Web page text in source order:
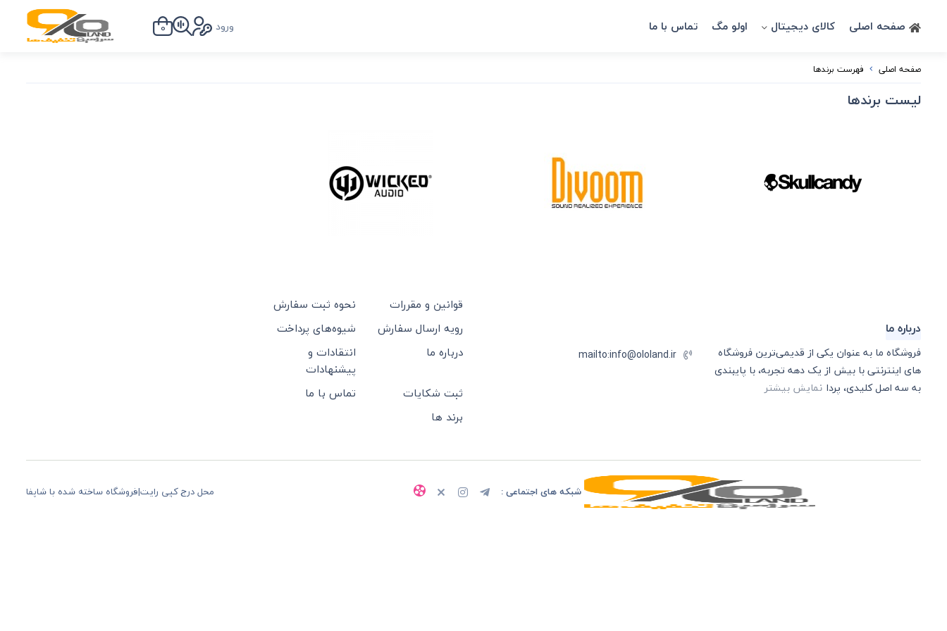
صفحه اصلی کالای دیجیتال اولو مگ تماس با ما ورود 0
صفحه اصلی فهرست برندها
لیست برندها
درباره ما
فروشگاه ما به عنوان یکی از قدیمی‌ترین فروشگاه
های اینترنتی با بیش از یک دهه تجربه، با پایبندی
به سه اصل کلیدی، پردا نمایش بیشتر
mailto:info@ololand.ir
قوانین و مقررات
نحوه ثبت سفارش
رویه ارسال سفارش
شیوه‌های پرداخت
درباره ما
انتقادات و
پیشنهادات
ثبت شکایات
تماس با ما
برند ها
شبکه های اجتماعی : محل درج کپی رایت|فروشگاه ساخته شده با شاپفا